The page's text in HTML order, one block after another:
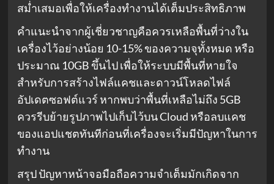
สม่ำเสมอเพื่อให้เครื่องทำงานได้เต็มประสิทธิภาพ
คำแนะนำจากผู้เชี่ยวชาญคือควรเหลือพื้นที่ว่างใน
เครื่องไว้อย่างน้อย 10-15% ของความจุทั้งหมด หรือ
ประมาณ 10GB ขึ้นไป เพื่อให้ระบบมีพื้นที่หายใจ
สำหรับการสร้างไฟล์แคชและดาวน์โหลดไฟล์
อัปเดตซอฟต์แวร์ หากพบว่าพื้นที่เหลือไม่ถึง 5GB
ควรรีบย้ายรูปภาพไปเก็บไว้บน Cloud หรือลบแคช
ของแอปแชตทันทีก่อนที่เครื่องจะเริ่มมีปัญหาในการ
ทำงาน
สรุป ปัญหาหน้าจอมือถือความจำเต็มมักเกิดจาก